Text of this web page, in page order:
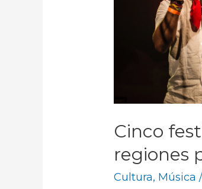
Cinco
regiones
Cultura, Música